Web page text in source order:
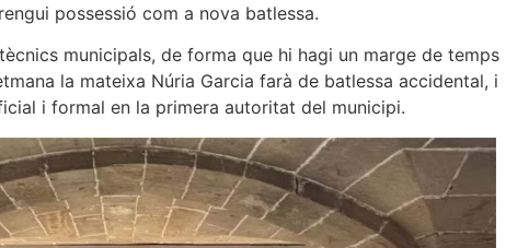
possessió com a nova batlessa.
municipals, de forma que hi hagi un marge de temps
la mateixa Núria Garcia farà de batlessa accidental, i
i formal en la primera autoritat del municipi.